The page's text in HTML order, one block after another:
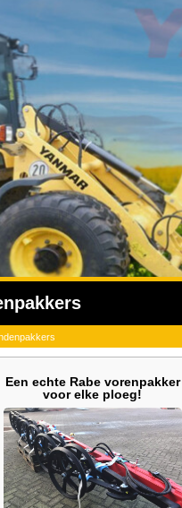
Een echte Rabe vorenpakker
voor elke ploeg!